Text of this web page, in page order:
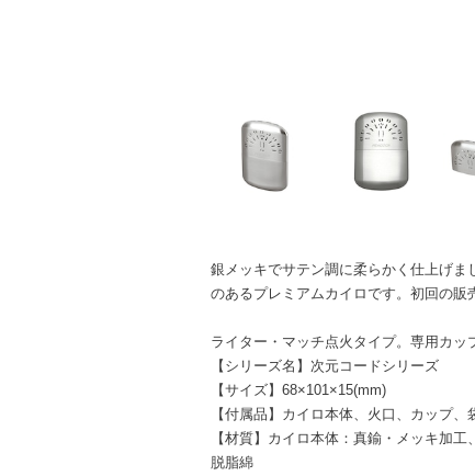
銀メッキでサテン調に柔らかく仕上げ
のあるプレミアムカイロです。初回の販
ライター・マッチ点火タイプ。専用カ
【シリーズ名】次元コードシリーズ
【サイズ】68×101×15(mm)
【付属品】カイロ本体、火口、カップ、
【材質】カイロ本体：真鍮・メッキ加
脱脂綿